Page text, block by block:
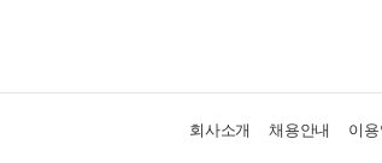
회사소개 채용안내 이